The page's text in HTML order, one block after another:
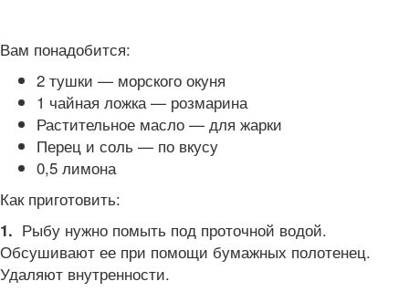
Вам понадобится:
2 тушки — морского окуня
1 чайная ложка — розмарина
Растительное масло — для жарки
Перец и соль — по вкусу
0,5 лимона
Как приготовить:
1. Рыбу нужно помыть под проточной водой.
Обсушивают ее при помощи бумажных полотенец.
Удаляют внутренности.